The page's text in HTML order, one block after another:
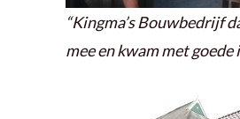
“Kingma’s Bouwbedrijf
mee en kwam met goede